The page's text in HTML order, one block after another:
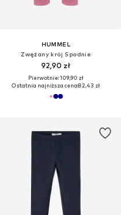
HUMMEL
Zwężany krój Spodnie
92,90 zł
Pierwotnie: 109,90 zł
Ostatnia najniższa cena:82,43 zł